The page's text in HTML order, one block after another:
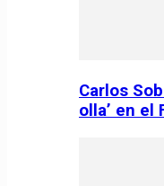
Carlos
olla’ en el